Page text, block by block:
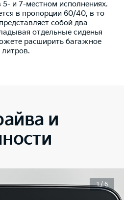
5- и 7-местном исполнениях.
в пропорции 60/40, в то
собой два
отдельные сиденья
расширить багажное
и
1 / 6